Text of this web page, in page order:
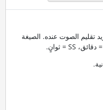
تقليم الصوت عنده. الصيغة